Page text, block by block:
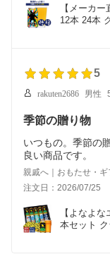
【メーカ
12本 24本
5
rakuten2686 男性
季節の贈り物
いつもの。季節の
良い商品です。
親戚へ｜おもたせ・ギ
注文日：2026/07/25
【よなよ
本セット ク